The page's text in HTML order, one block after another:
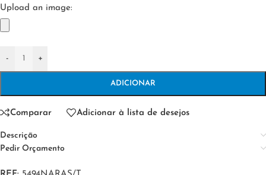
Upload an image:
- +
ADICIONAR
Comparar Adicionar à lista de desejos
Descrição
Pedir Orçamento